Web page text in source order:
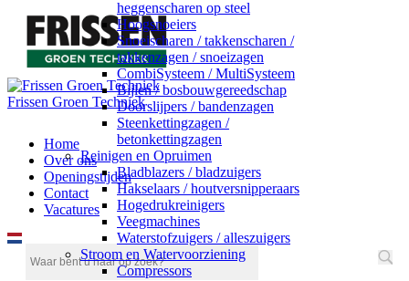
Frissen Groen Techniek
Home
Over ons
Openingstijden
Contact
Vacatures
heggenscharen op steel
Hoogsnoeiers
Snoeischaren / takkenscharen /
takkenzagen / snoeizagen
CombiSysteem / MultiSysteem
Bijlen / bosbouwgereedschap
Doorslijpers / bandenzagen
Steenkettingzagen /
betonkettingzagen
Reinigen en Opruimen
Bladblazers / bladzuigers
Hakselaars / houtversnipperaars
Hogedrukreinigers
Veegmachines
Waterstofzuigers / alleszuigers
Stroom en Watervoorziening
Compressors